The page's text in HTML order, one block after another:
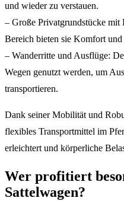
und wieder zu verstauen.
– Große Privatgrundstücke
Bereich bieten sie Komfort
– Wanderritte und Ausflüge:
Wegen genutzt werden, um
transportieren.
Dank seiner Mobilität und
flexibles Transportmittel im
erleichtert und körperliche
Wer profitiert
Sattelwagen?